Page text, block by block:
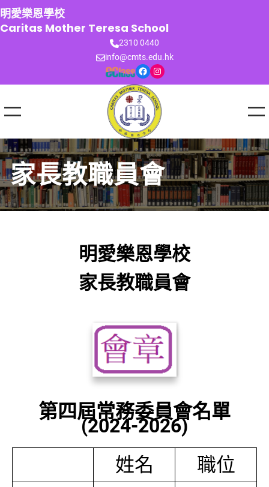
跳
至
主
明愛樂恩學校
Caritas Mother Teresa School
2310 0440
info@cmts.edu.hk
Facebook Instagram
家長教職員會
明愛樂恩學校
家長教職員會
第四屆常務委員會名單
(2024-2026)
姓名
職位